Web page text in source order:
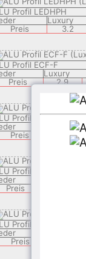
Profil LEDHPH
Luxury
Preis
3.2
Profil ECF-F
Luxury
Preis
2.9
Profil LEDECH
Luxury
Preis
8.9
Profil ZEK
Preis
Profil APPLY 05
Preis